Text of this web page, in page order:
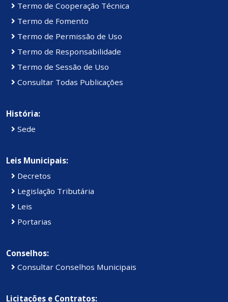
Termo de Cooperação Técnica
Termo de Fomento
Termo de Permissão de Uso
Termo de Responsabilidade
Termo de Sessão de Uso
Consultar Todas Publicações
História:
Sede
Leis Municipais:
Decretos
Legislação Tributária
Leis
Portarias
Conselhos:
Consultar Conselhos Municipais
Licitações e Contratos: